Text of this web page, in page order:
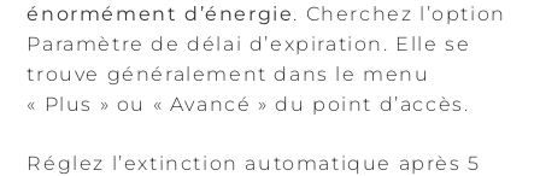
énormément d’énergie. Cherchez l’option
Paramètre de délai d’expiration. Elle se
trouve généralement dans le menu
« Plus » ou « Avancé » du point d’accès.
Réglez l’extinction automatique après 5